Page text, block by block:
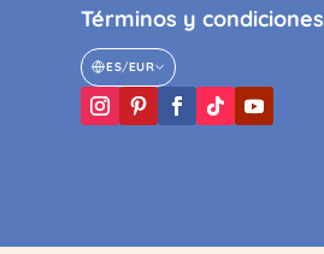
Términos y condiciones
ES/EUR